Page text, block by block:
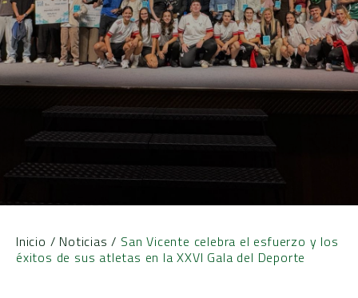
Inicio / Noticias / San Vicente celebra el esfuerzo y los
éxitos de sus atletas en la XXVI Gala del Deporte